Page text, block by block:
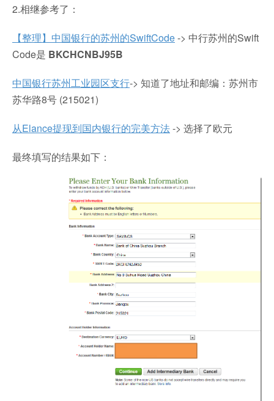
2.相继参考了：
【整理】中国银行的苏州的SwiftCode-> 中行苏州的Swift
Code是 BKCHCNBJ95B
中国银行苏州工业园区支行-> 知道了地址和邮编：苏州市
苏华路8号 (215021)
从Elance提现到国内银行的完美方法-> 选择了欧元
最终填写的结果如下：